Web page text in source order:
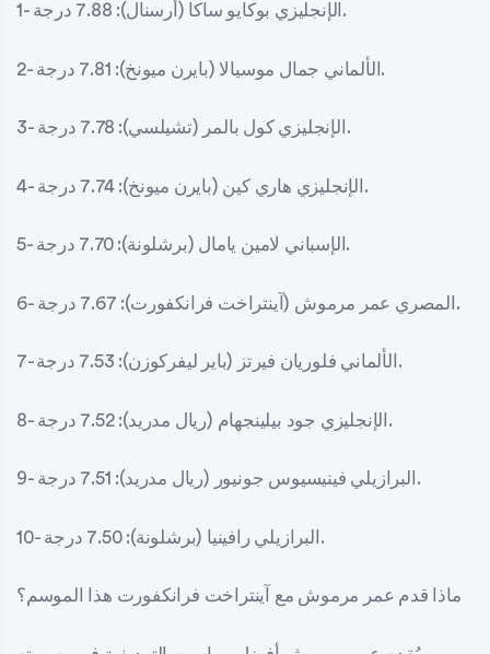
1- الإنجليزي بوكايو ساكا (أرسنال): 7.88 درجة.
2- الألماني جمال موسيالا (بايرن ميونخ): 7.81 درجة.
3- الإنجليزي كول بالمر (تشيلسي): 7.78 درجة.
4- الإنجليزي هاري كين (بايرن ميونخ): 7.74 درجة.
5- الإسباني لامين يامال (برشلونة): 7.70 درجة.
6- المصري عمر مرموش (آينتراخت فرانكفورت): 7.67 درجة.
7- الألماني فلوريان فيرتز (باير ليفركوزن): 7.53 درجة.
8- الإنجليزي جود بيلينجهام (ريال مدريد): 7.52 درجة.
9- البرازيلي فينيسيوس جونيور (ريال مدريد): 7.51 درجة.
10- البرازيلي رافينيا (برشلونة): 7.50 درجة.
ماذا قدم عمر مرموش مع آينتراخت فرانكفورت هذا الموسم؟